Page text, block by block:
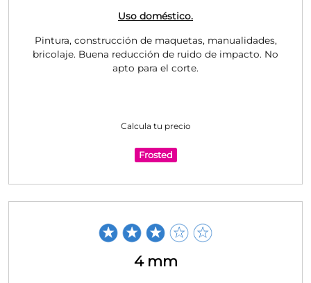
Uso doméstico.
Pintura, construcción de maquetas, manualidades,
bricolaje. Buena reducción de ruido de impacto. No
apto para el corte.
Calcula tu precio
Frosted
4 mm